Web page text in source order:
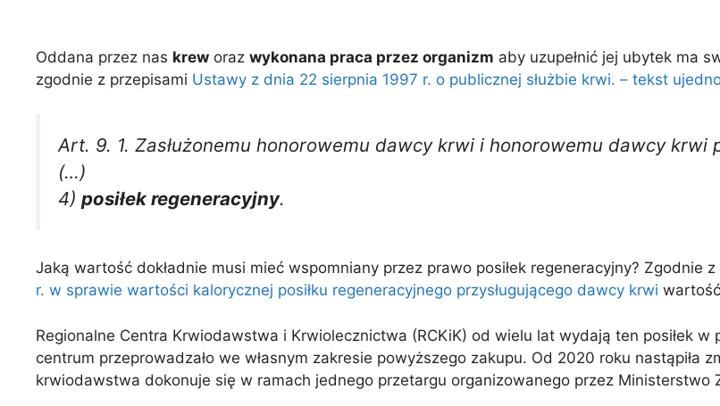
Oddana przez nas krew oraz wykonana praca przez organizm aby uzupełnić jej ubytek ma
zgodnie z przepisami Ustawy z dnia 22 sierpnia 1997 r. o publicznej służbie krwi. – tekst
Art. 9. 1. Zasłużonemu honorowemu dawcy krwi i honorowemu dawcy krwi
(…)
4) posiłek regeneracyjny.
Jaką wartość dokładnie musi mieć wspomniany przez prawo posiłek regeneracyjny? Zgodnie z
r. w sprawie wartości kalorycznej posiłku regeneracyjnego przysługującego dawcy krwi
Regionalne Centra Krwiodawstwa i Krwiolecznictwa (RCKiK) od wielu lat wydają ten posiłek
centrum przeprowadzało we własnym zakresie powyższego zakupu. Od 2020 roku
krwiodawstwa dokonuje się w ramach jednego przetargu organizowanego przez Ministerstwo